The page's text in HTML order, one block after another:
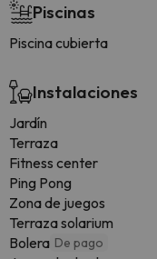
Piscinas
Piscina cubierta
Instalaciones
Jardín
Terraza
Fitness center
Ping Pong
Zona de juegos
Terraza solarium
Bolera De pago